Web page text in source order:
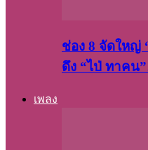
ช่อง 8 จัดใหญ่
ดึง “ไป่ ทาคน
เพลง